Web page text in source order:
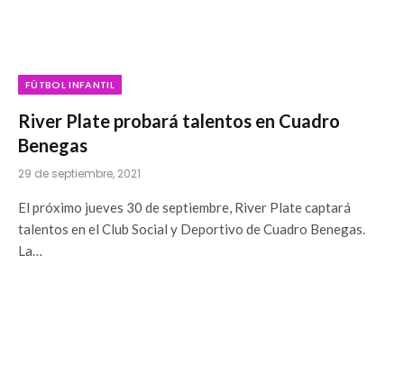
FÚTBOL INFANTIL
River Plate probará talentos en Cuadro
Benegas
29 de septiembre, 2021
El próximo jueves 30 de septiembre, River Plate captará
talentos en el Club Social y Deportivo de Cuadro Benegas.
La…